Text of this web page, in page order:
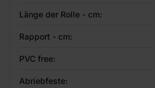
Länge der Rolle - cm:
Rapport - cm:
PVC free:
Abriebfeste: